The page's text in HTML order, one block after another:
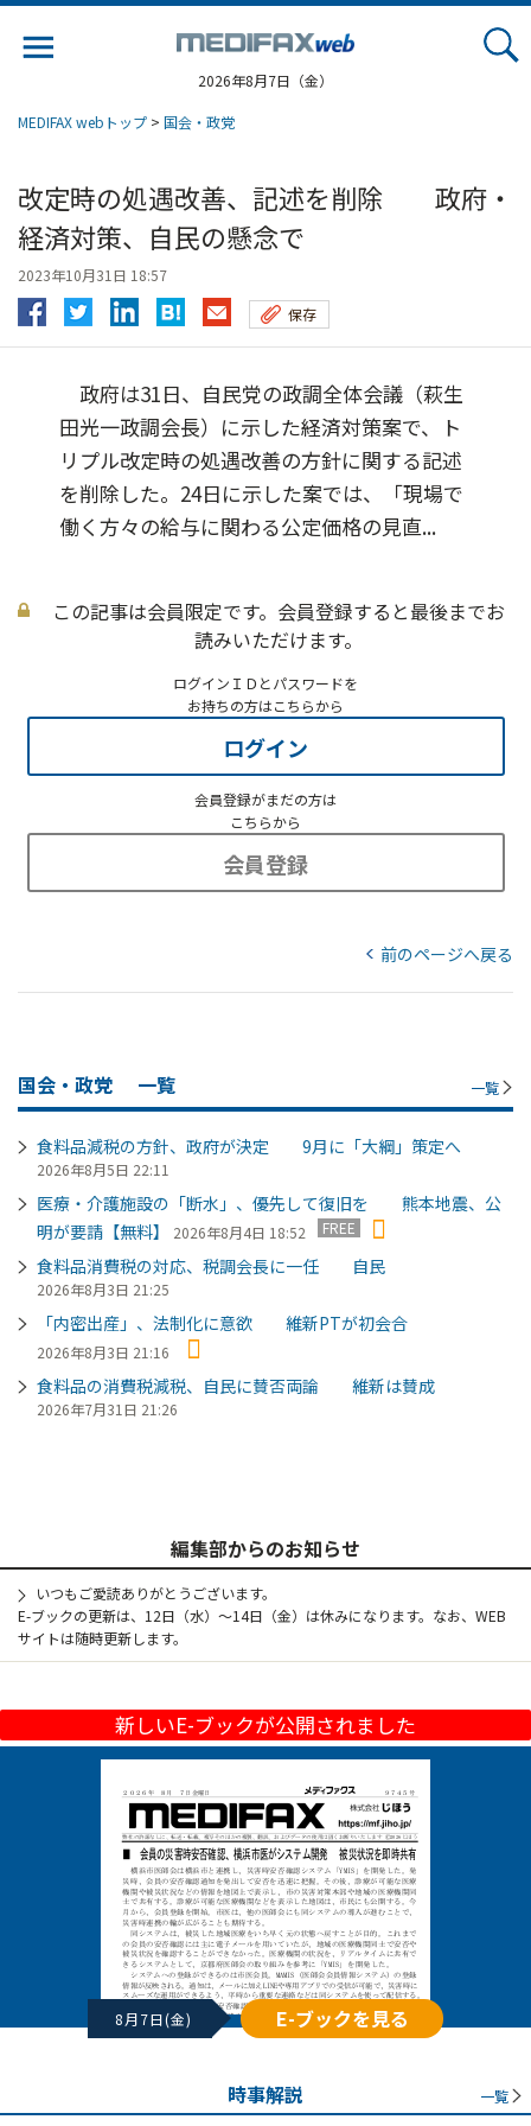
2026年8月7日（金）
MEDIFAX webトップ > 国会・政党
改定時の処遇改善、記述を削除 政府・
経済対策、自民の懸念で
2023年10月31日 18:57
保存
政府は31日、自民党の政調全体会議（萩生
田光一政調会長）に示した経済対策案で、ト
リプル改定時の処遇改善の方針に関する記述
を削除した。24日に示した案では、「現場で
働く方々の給与に関わる公定価格の見直...
この記事は会員限定です。会員登録すると最後までお
読みいただけます。
ログインＩＤとパスワードを
お持ちの方はこちらから
ログイン
会員登録がまだの方は
こちらから
会員登録
前のページへ戻る
国会・政党 一覧 一覧
食料品減税の方針、政府が決定 9月に「大綱」策定へ
2026年8月5日 22:11
医療・介護施設の「断水」、優先して復旧を 熊本地震、公
明が要請【無料】
2026年8月4日 18:52 FREE
食料品消費税の対応、税調会長に一任 自民
2026年8月3日 21:25
「内密出産」、法制化に意欲 維新PTが初会合
2026年8月3日 21:16
食料品の消費税減税、自民に賛否両論 維新は賛成
2026年7月31日 21:26
編集部からのお知らせ
いつもご愛読ありがとうございます。
E-ブックの更新は、12日（水）～14日（金）は休みになります。なお、WEB
サイトは随時更新します。
新しいE-ブックが公開されました
8月7日(金) E-ブックを見る
時事解説 一覧